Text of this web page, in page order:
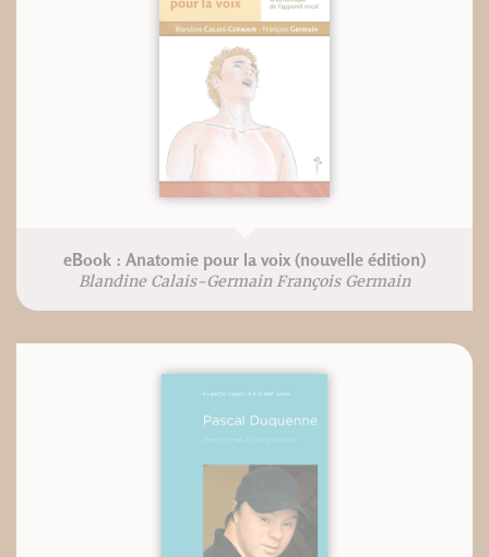
eBook : Anatomie pour la voix (nouvelle édition)
Blandine Calais-Germain François Germain